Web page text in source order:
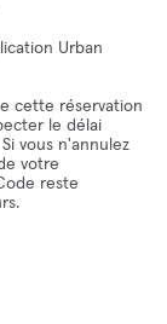
Urban
cette réservation
le délai
vous n'annulez
votre
reste